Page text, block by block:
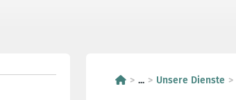
... Unsere Dienste